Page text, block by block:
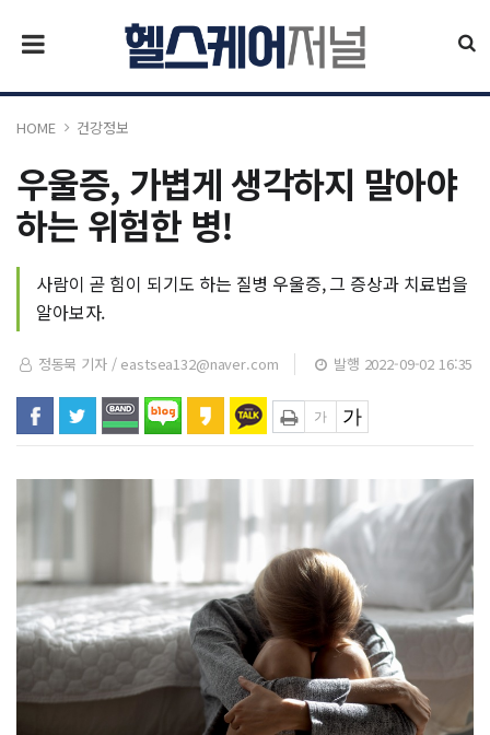
HOME 건강정보
우울증, 가볍게 생각하지 말아야
하는 위험한 병!
사람이 곧 힘이 되기도 하는 질병 우울증, 그 증상과 치료법을
알아보자.
정동묵 기자 / eastsea132@naver.com 발행 2022-09-02 16:35